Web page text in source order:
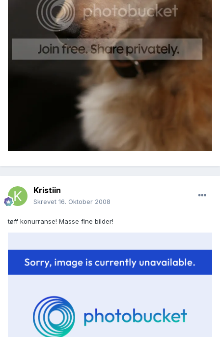
Kristiin
Skrevet 16. Oktober 2008
tøff konurranse! Masse fine bilder!